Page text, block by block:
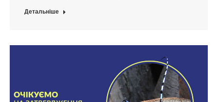
Детальніше